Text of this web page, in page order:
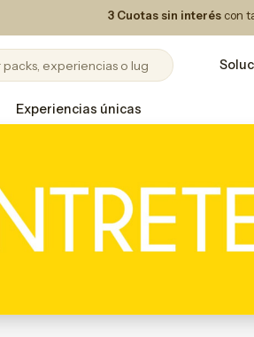
3 Cuotas sin interés con
Experiencias únicas